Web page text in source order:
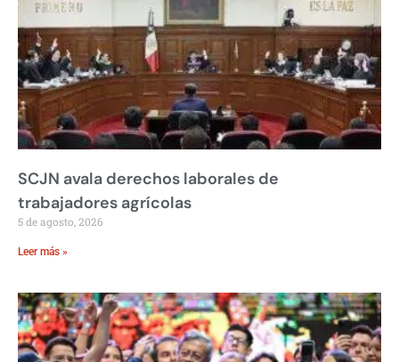
SCJN avala derechos laborales de
trabajadores agrícolas
5 de agosto, 2026
Leer más »